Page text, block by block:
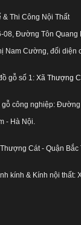
& Thi Công Nội Thất
08, Đường Tôn Quang
Nam Cường, đối diện
gỗ số 1: Xã Thượng
gỗ công nghiệp:
- Hà Nội.
Cát - Quận Bắc
kính & Kính nội thất: